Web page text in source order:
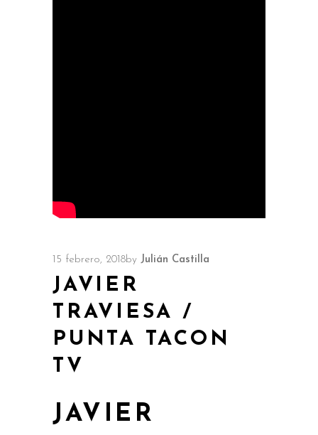
15 febrero, 2018by Julián Castilla
JAVIER
TRAVIESA /
PUNTA TACON
TV
JAVIER